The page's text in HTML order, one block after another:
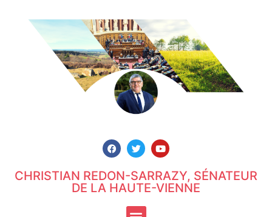
CHRISTIAN REDON-SARRAZY, SÉNATEUR
DE LA HAUTE-VIENNE